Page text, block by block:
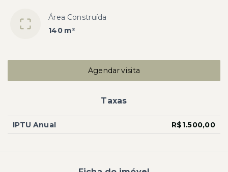
Área Construída
140 m²
Agendar visita
Taxas
IPTU Anual R$1.500,00